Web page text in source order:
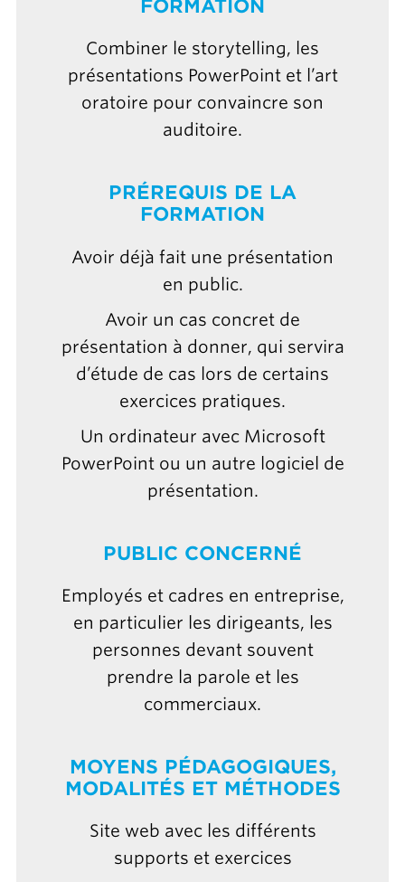
FORMATION
Combiner le storytelling, les
présentations PowerPoint et l’art
oratoire pour convaincre son
auditoire.
PRÉREQUIS DE LA
FORMATION
Avoir déjà fait une présentation
en public.
Avoir un cas concret de
présentation à donner, qui servira
d’étude de cas lors de certains
exercices pratiques.
Un ordinateur avec Microsoft
PowerPoint ou un autre logiciel de
présentation.
PUBLIC CONCERNÉ
Employés et cadres en entreprise,
en particulier les dirigeants, les
personnes devant souvent
prendre la parole et les
commerciaux.
MOYENS PÉDAGOGIQUES,
MODALITÉS ET MÉTHODES
Site web avec les différents
supports et exercices